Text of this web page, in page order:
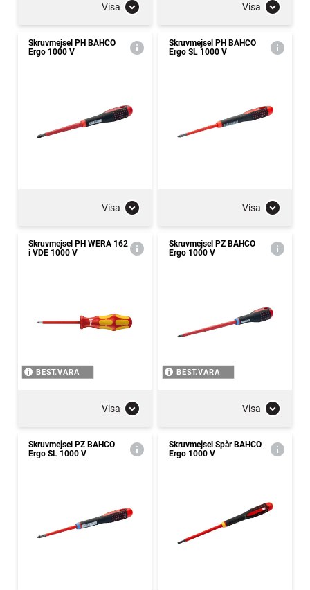
Visa Visa
Skruvmejsel PH BAHCO
Ergo 1000 V
Visa
Skruvmejsel PH BAHCO
Ergo SL 1000 V
Visa
Skruvmejsel PH WERA 162
i VDE 1000 V
BEST.VARA
Visa
Skruvmejsel PZ BAHCO
Ergo 1000 V
BEST.VARA
Visa
Skruvmejsel PZ BAHCO
Ergo SL 1000 V
Skruvmejsel Spår BAHCO
Ergo 1000 V